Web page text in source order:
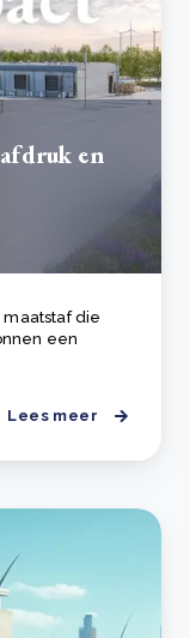
en
maatstaf die
een
Lees meer